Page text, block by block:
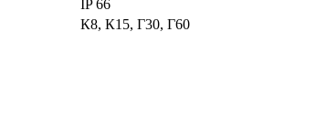
IP 66
К8, К15, Г30, Г60